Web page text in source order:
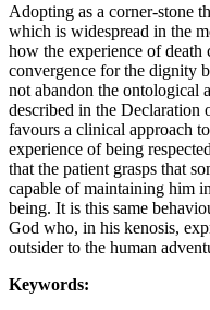
Adopting as a corner-stone
which is widespread in the
how the experience of death
convergence for the dignity
not abandon the ontological
described in the Declaration
favours a clinical approach
experience of being
that the patient grasps that
capable of maintaining him
being. It is this same
God who, in his kenosis,
outsider to the human
Keywords: